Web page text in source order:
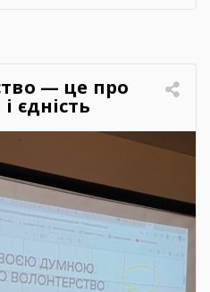
осмислити сучасні
розвитку аграрної
— це про
єдність